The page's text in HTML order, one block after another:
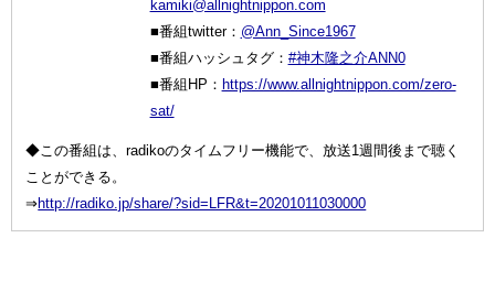
kamiki@allnightnippon.com
■番組twitter： @Ann_Since1967
■番組ハッシュタグ： #神木隆之介ANN0
■番組HP： https://www.allnightnippon.com/zero-
sat/
◆この番組は、radikoのタイムフリー機能で、放送1週間後まで聴く
ことができる。
⇒http://radiko.jp/share/?sid=LFR&t=20201011030000